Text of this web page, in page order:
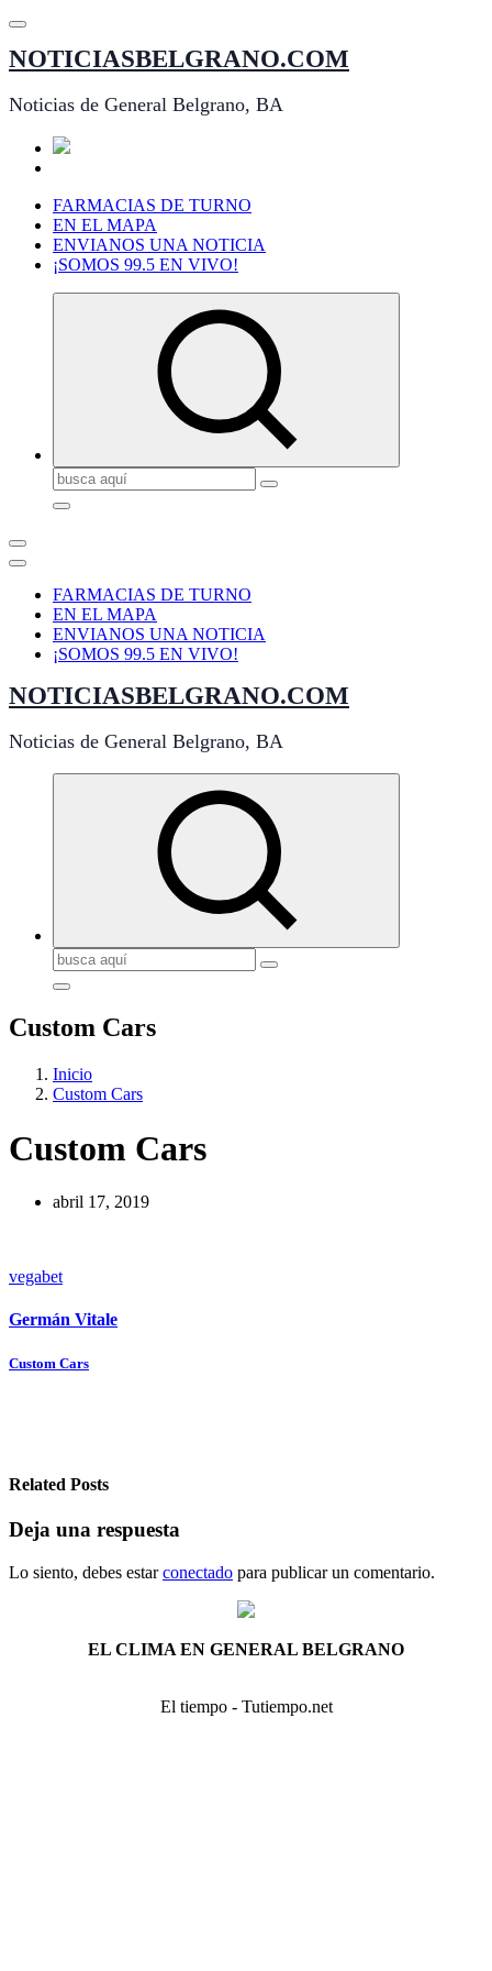
Saltar
contenido
NOTICIASBELGRANO.COM
Noticias de General Belgrano, BA
FARMACIAS DE TURNO
EN EL MAPA
ENVIANOS UNA NOTICIA
¡SOMOS 99.5 EN VIVO!
Buscar:
FARMACIAS DE TURNO
EN EL MAPA
ENVIANOS UNA NOTICIA
¡SOMOS 99.5 EN VIVO!
NOTICIASBELGRANO.COM
Noticias de General Belgrano, BA
Buscar:
Custom Cars
Inicio
Custom Cars
Custom Cars
abril 17, 2019
vegabet
Germán Vitale
Navegación
Custom Cars
Related Posts
Deja una respuesta
Lo siento, debes estarconectado para publicar un comentario.
EL CLIMA EN GENERAL BELGRANO
El tiempo - Tutiempo.net